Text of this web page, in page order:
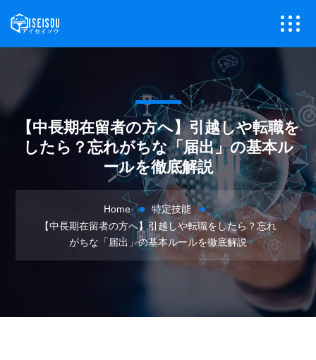
【中長期在留者の方へ】引越しや転職を
したら？忘れがちな「届出」の基本ル
ールを徹底解説
Home
特定技能
【中長期在留者の方へ】引越しや転職をしたら？忘れ
がちな「届出」の基本ルールを徹底解説